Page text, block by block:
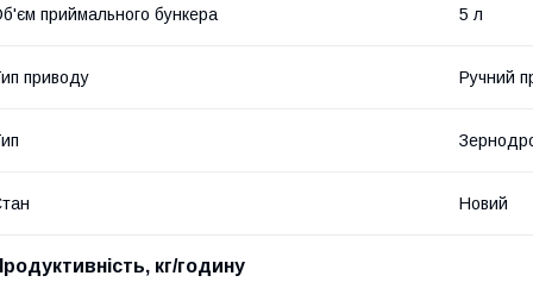
приймального бункера 5 л
приводу Ручний
Новий
кг/годину